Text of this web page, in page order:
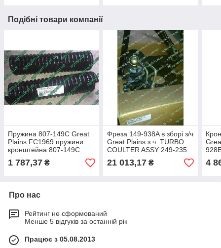
Подібні товари компанії
Пружина 807-149C Great
Plains FC1969 пружини
кронштейна 807-149С
1 787,37 ₴
Фреза 149-938A в зборі з/ч
Great Plains з.ч. TURBO
COULTER ASSY 249-235
938А
21 013,17₴ 4
Про нас
Рейтинг не сформований
Менше 5 відгуків за останній рік
Працює з 05.08.2013